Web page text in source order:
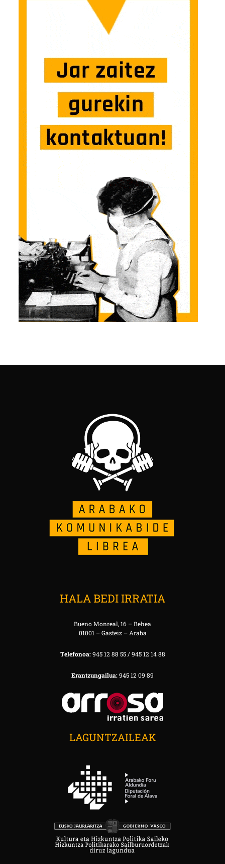
HALA BEDI IRRATIA
Bueno Monreal, 16 – Behea
01001 – Gasteiz – Araba
Telefonoa:945 12 88 55 / 945 12 14 88
Erantzungailua:945 12 09 89
LAGUNTZAILEAK